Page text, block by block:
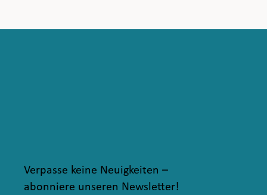
Verpasse keine Neuigkeiten –
abonniere unseren Newsletter!